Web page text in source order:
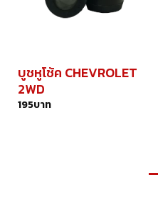
บูชหูโช้ค CHEVROLET
2WD
195บาท